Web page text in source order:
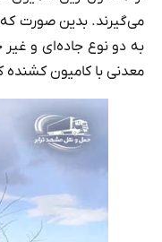
می‌گیرند. بدین صورت که
به دو نوع جاده‌ای و غیر
معدنی با کامیون